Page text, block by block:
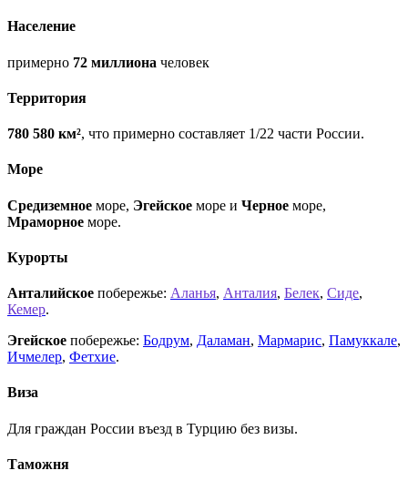
Население
примерно 72 миллиона человек
Территория
780 580 км², что примерно составляет 1/22 части России.
Море
Средиземное море, Эгейское море и Черное море,
Мраморное море.
Курорты
Анталийское побережье: Аланья, Анталия, Белек, Сиде,
Кемер.
Эгейское побережье: Бодрум, Даламан, Мармарис, Памуккале,
Ичмелер, Фетхие.
Виза
Для граждан России въезд в Турцию без визы.
Таможня